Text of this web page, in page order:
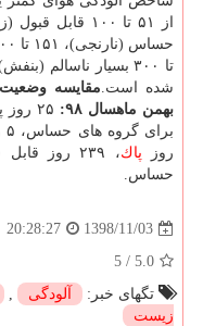
شده است. مقایسه
بهمن ماهسال ۹۸:
برای گروه های حساس، ۵ روز ناسالم برای همه افراد.
روز پاك
حساس.
1398/11/03
20:28:27
5.0
/
5
تگهای خبر:
آلودگی ,
زیست